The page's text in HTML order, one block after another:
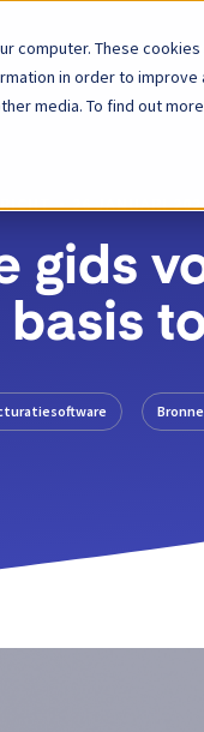
computer. These
in order to
media. To find out
26 JANUARI
gids